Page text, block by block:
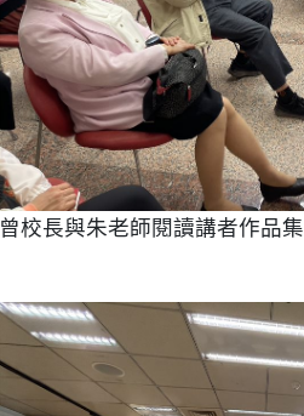
曾校長與朱老師閱讀講者作品集